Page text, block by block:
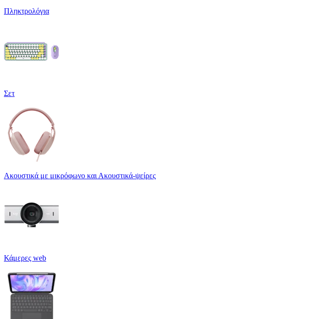
Πληκτρολόγια
Σετ
Ακουστικά με μικρόφωνο και Ακουστικά-ψείρες
Κάμερες web